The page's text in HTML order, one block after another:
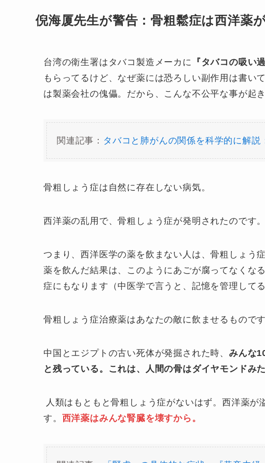
倪海厦先生が警告：骨粗鬆症は西洋薬
台湾の衛生署はタバコ製造メーカに 『タバコの吸い
もらってるけど、なぜ薬には恐ろしい副作用は書い
は製薬会社の傀儡。だから、こんな不公平な事が起
関連記事： タバコと肺がんの関係を科学的に解
骨粗しょう症は自然に存在しない病気。
西洋薬の乱用で、骨粗しょう症が発明されたのです。
つまり、西洋医学の薬を飲まない人は、骨粗しょう
薬を飲んだ結果は、このようにあごが腐ってなくな
症にもなります（中医学で言うと、記憶を管理してる
骨粗しょう症治療薬はあなたの敵に飲ませるものです
中国とエジプトの古い死体が発掘された時、 みんな
と残っている。これは、人間の骨はダイヤモンドみ
人類はもともと骨粗しょう症がないはず。西洋薬
す。 西洋薬はみんな腎臓を壊すから。